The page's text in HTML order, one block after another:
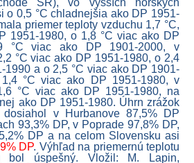
SR), vo vyšších horských
o 0,5 °C chladnejšia ako DP 1951-
priemer teploty vzduchu 1,7 °C,
1951-1980, o 1,8 °C viac ako DP
°C viac ako DP 1901-2000, v
°C viac ako DP 1951-1980, o 2,4
1990 a o 2,5 °C viac ako DP 1901-
°C viac ako DP 1951-1980, v
°C viac ako DP 1951-1980, na
ako DP 1951-1980. Úhrn zrážok
v Hurbanove 87,5% DP
93,3% DP, v Poprade 97,8% DP,
DP a na celom Slovensku asi
DP. Výhľad na priemernú teplotu
úspešný. Vložil: M. Lapin,